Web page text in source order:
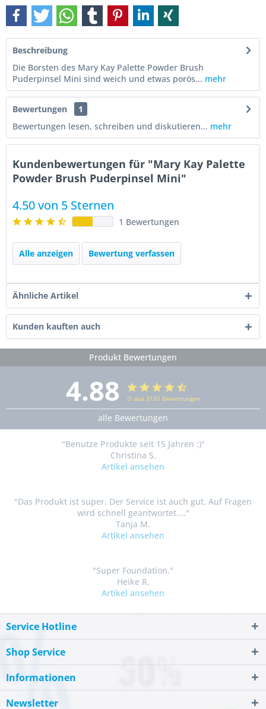
Beschreibung
Die Borsten des Mary Kay Palette Powder Brush
Puderpinsel Mini sind weich und etwas porös... mehr
Bewertungen
1
Bewertungen lesen, schreiben und diskutieren... mehr
Kundenbewertungen für "Mary Kay Palette
Powder Brush Puderpinsel Mini"
4.50 von 5 Sternen
1 Bewertungen
Alle anzeigen Bewertung verfassen
Ähnliche Artikel
Kunden kauften auch
Produkt Bewertungen
4.88 ∅ aus 3135 Bewertungen
alle Bewertungen
"Benutze Produkte seit 15 Jahren :)"
Christina S.
Artikel ansehen
"Das Produkt ist super. Der Service ist auch gut. Auf Fragen
wird schnell geantwortet...."
Tanja M.
Artikel ansehen
"Super Foundation."
Heike R.
Artikel ansehen
Service Hotline
Shop Service
Informationen
Newsletter